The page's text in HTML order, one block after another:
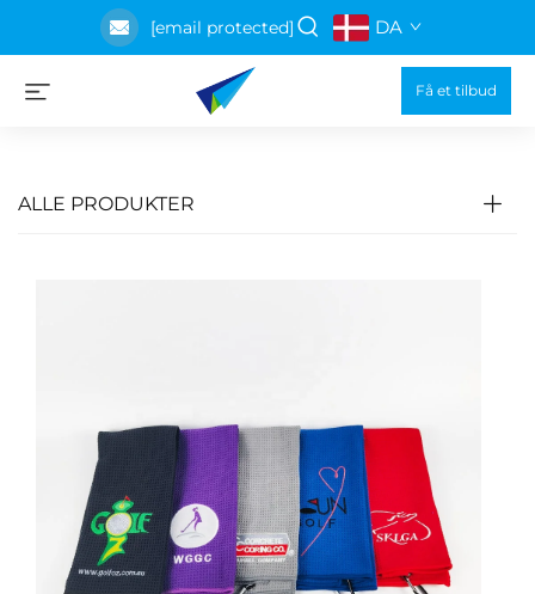
[email protected] DA
Få et tilbud
ALLE PRODUKTER